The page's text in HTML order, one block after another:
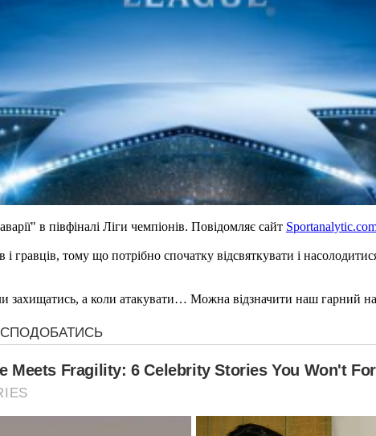
в півфіналі Ліги чемпіонів. Повідомляє сайт
гравців, тому що потрібно спочатку відсвяткувати і
захищатись, а коли атакувати… Можна відзначити наш гарний